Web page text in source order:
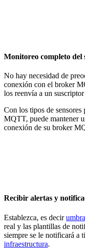
Monitoreo completo
No hay necesidad de
conexión con el broker
los reenvía a un
Con los tipos de
MQTT, puede mantener
conexión de su broker
Recibir alertas y
Establezca, es decir
real y las plantillas de
siempre se le notificará a
infraestructura.